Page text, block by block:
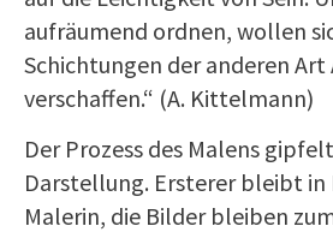
aufräumend ordnen, wollen
Schichtungen der anderen Art
verschaffen.“ (A. Kittelmann)
Der Prozess des Malens
Darstellung. Ersterer bleibt in
Malerin, die Bilder bleiben